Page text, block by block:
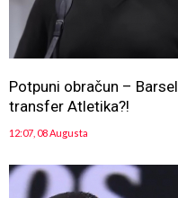
Potpuni obračun –
transfer Atletika?!
12:07, 08 Augusta